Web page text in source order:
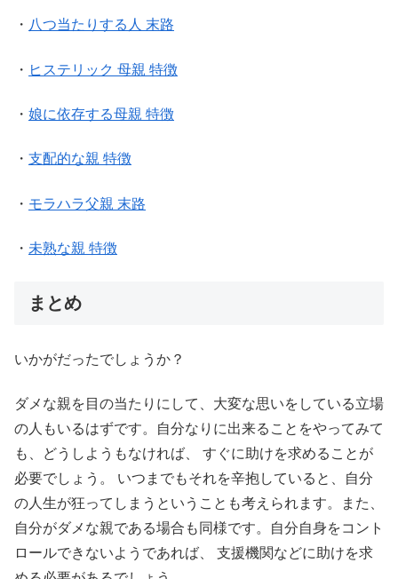
・ 八つ当たりする人 末路
・ ヒステリック 母親 特徴
・ 娘に依存する母親 特徴
・ 支配的な親 特徴
・ モラハラ父親 末路
・ 未熟な親 特徴
まとめ
いかがだったでしょうか？
ダメな親を目の当たりにして、大変な思いをしている立場
の人もいるはずです。自分なりに出来ることをやってみて
も、どうしようもなければ、 すぐに助けを求めることが
必要でしょう。 いつまでもそれを辛抱していると、自分
の人生が狂ってしまうということも考えられます。また、
自分がダメな親である場合も同様です。自分自身をコント
ロールできないようであれば、 支援機関などに助けを求